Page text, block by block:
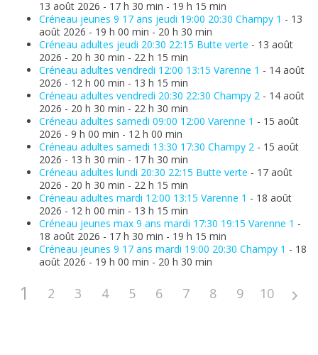
13 août 2026 - 17 h 30 min - 19 h 15 min
Créneau jeunes 9 17 ans jeudi 19:00 20:30 Champy 1 - 13
août 2026 - 19 h 00 min - 20 h 30 min
Créneau adultes jeudi 20:30 22:15 Butte verte - 13 août
2026 - 20 h 30 min - 22 h 15 min
Créneau adultes vendredi 12:00 13:15 Varenne 1 - 14 août
2026 - 12 h 00 min - 13 h 15 min
Créneau adultes vendredi 20:30 22:30 Champy 2 - 14 août
2026 - 20 h 30 min - 22 h 30 min
Créneau adultes samedi 09:00 12:00 Varenne 1 - 15 août
2026 - 9 h 00 min - 12 h 00 min
Créneau adultes samedi 13:30 17:30 Champy 2 - 15 août
2026 - 13 h 30 min - 17 h 30 min
Créneau adultes lundi 20:30 22:15 Butte verte - 17 août
2026 - 20 h 30 min - 22 h 15 min
Créneau adultes mardi 12:00 13:15 Varenne 1 - 18 août
2026 - 12 h 00 min - 13 h 15 min
Créneau jeunes max 9 ans mardi 17:30 19:15 Varenne 1 -
18 août 2026 - 17 h 30 min - 19 h 15 min
Créneau jeunes 9 17 ans mardi 19:00 20:30 Champy 1 - 18
août 2026 - 19 h 00 min - 20 h 30 min
1 2 3 4 5 6 7 8 9 10